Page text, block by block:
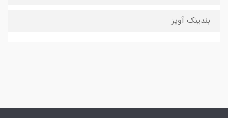
بندینک آویز